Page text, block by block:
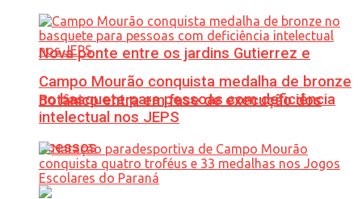
Nova ponte entre os jardins Gutierrez e
Botânico entra em fase de execução dos
acessos
Campo Mourão conquista medalha de bronze
no basquete para pessoas com deficiência
intelectual nos JEPS